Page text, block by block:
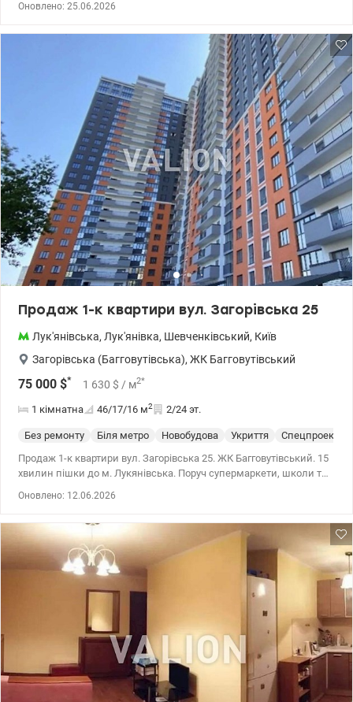
Оновлено: 25.06.2026
Продаж 1-к квартири вул. Загорівська 25
Лук'янівська, Лук'янівка, Шевченківський, Київ
Загорівська (Багговутівська), ЖК Багговутівський
75 000 $* 1 630 $ / м2*
1 кімнатна 46/17/16 м2 2/24 эт.
Без ремонту Біля метро Новобудова Укриття Спецпроект
Продаж 1-к квартири вул. Загорівська 25. ЖК Багговутівський. 15
хвилин пішки до м. Лукянівська. Поруч супермаркети, школи та
Оновлено: 12.06.2026